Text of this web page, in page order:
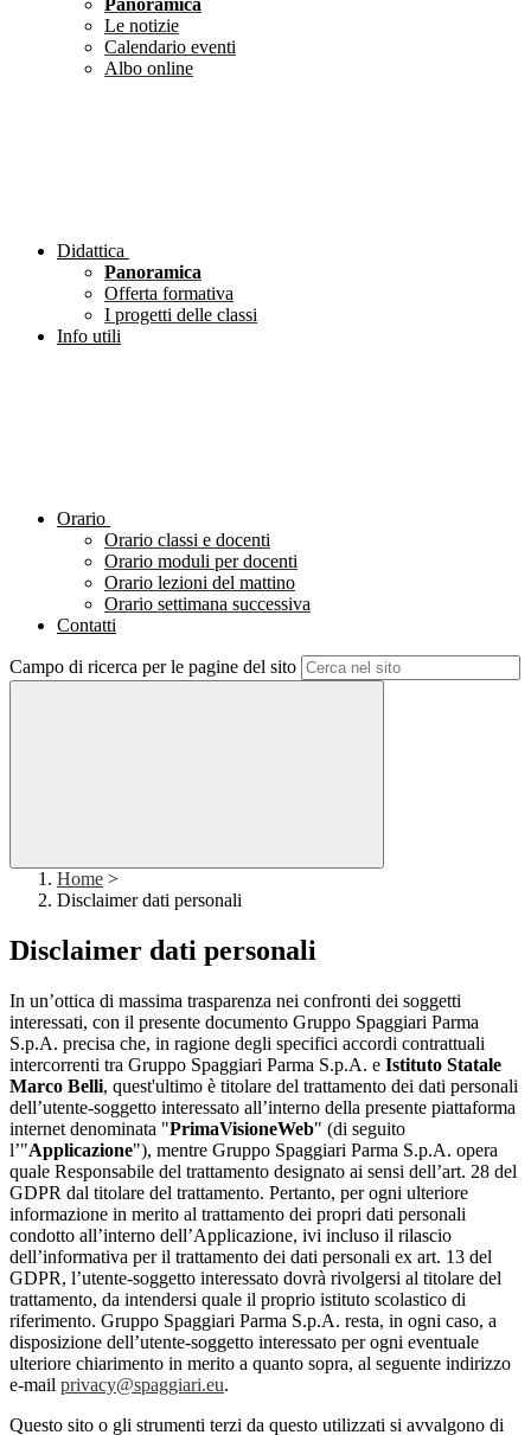
Panoramica
Le notizie
Calendario eventi
Albo online
Didattica
Panoramica
Offerta formativa
I progetti delle classi
Info utili
Orario
Orario classi e docenti
Orario moduli per docenti
Orario lezioni del mattino
Orario settimana successiva
Contatti
Campo di ricerca per le pagine del sito
Home >
Disclaimer dati personali
Disclaimer dati personali
In un’ottica di massima trasparenza nei confronti dei soggetti
interessati, con il presente documento Gruppo Spaggiari Parma
S.p.A. precisa che, in ragione degli specifici accordi contrattuali
intercorrenti tra Gruppo Spaggiari Parma S.p.A. e Istituto Statale
Marco Belli, quest'ultimo è titolare del trattamento dei dati personali
dell’utente-soggetto interessato all’interno della presente piattaforma
internet denominata "PrimaVisioneWeb" (di seguito
l’"Applicazione"), mentre Gruppo Spaggiari Parma S.p.A. opera
quale Responsabile del trattamento designato ai sensi dell’art. 28 del
GDPR dal titolare del trattamento. Pertanto, per ogni ulteriore
informazione in merito al trattamento dei propri dati personali
condotto all’interno dell’Applicazione, ivi incluso il rilascio
dell’informativa per il trattamento dei dati personali ex art. 13 del
GDPR, l’utente-soggetto interessato dovrà rivolgersi al titolare del
trattamento, da intendersi quale il proprio istituto scolastico di
riferimento. Gruppo Spaggiari Parma S.p.A. resta, in ogni caso, a
disposizione dell’utente-soggetto interessato per ogni eventuale
ulteriore chiarimento in merito a quanto sopra, al seguente indirizzo
e-mail privacy@spaggiari.eu.
Questo sito o gli strumenti terzi da questo utilizzati si avvalgono di